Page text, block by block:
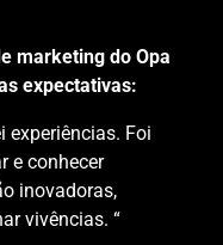
marketing do Opa
expectativas:
experiências. Foi
e conhecer
inovadoras,
vivências. “